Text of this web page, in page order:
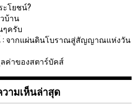
โยชน์?
บ้าน
ๆครับ
: จากแผ่นดินโบราณสู่สัญญาณแห่งวัน
ค่าของสตาร์บัคส์
ามเห็นล่าสุด